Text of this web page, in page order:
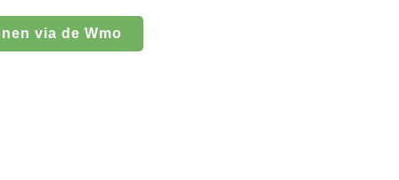
via de Wmo